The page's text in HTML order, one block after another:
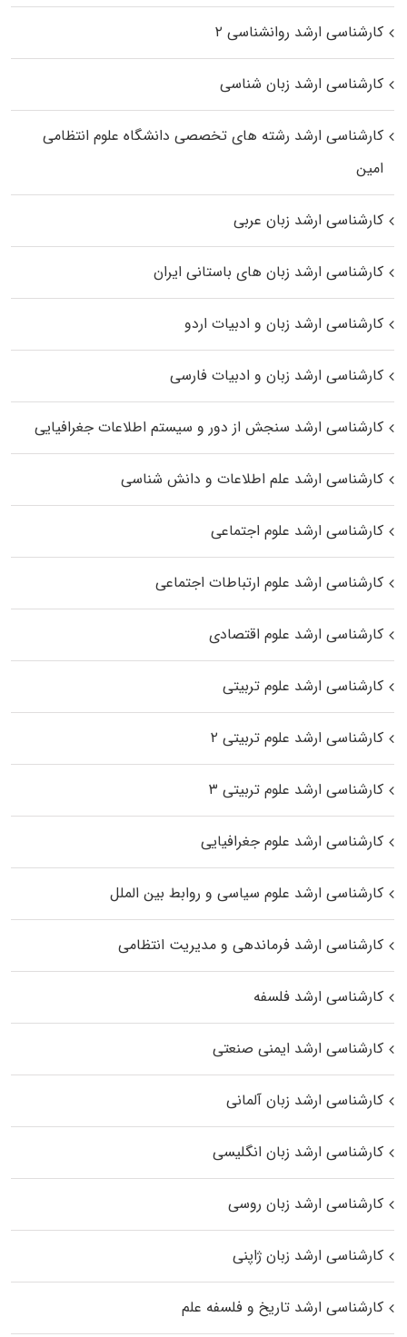
کارشناسی ارشد روانشناسی ۲
کارشناسی ارشد زبان شناسی
کارشناسی ارشد رﺷﺘﻪ ﻫﺎی تخصصی داﻧﺸﮕﺎه ﻋﻠﻮم انتظامی
اﻣﻴﻦ
کارشناسی ارشد زبان عربی
کارشناسی ارشد زبان‌ های باستانی ایران
کارشناسی ارشد زبان و ادبیات اردو
کارشناسی ارشد زبان و ادبیات فارسی
کارشناسی ارشد سنجش از دور و سیستم اطلاعات جغرافیایی
کارشناسی ارشد علم اطلاعات و دانش شناسی
کارشناسی ارشد علوم اجتماعی
کارشناسی ارشد علوم ارتباطات اجتماعی
کارشناسی ارشد علوم اقتصادی
کارشناسی ارشد علوم تربیتی
کارشناسی ارشد علوم تربیتی ۲
کارشناسی ارشد علوم تربیتی ۳
کارشناسی ارشد علوم جغرافیایی
کارشناسی ارشد علوم سیاسی و روابط بین الملل
کارشناسی ارشد فرماندهی و مدیریت انتظامی
کارشناسی ارشد فلسفه
کارشناسی ارشد ایمنی صنعتی
کارشناسی ارشد زبان آلمانی
کارشناسی ارشد زبان انگلیسی
کارشناسی ارشد زبان روسی
کارشناسی ارشد زبان ژاپنی
کارشناسی ارشد تاریخ و فلسفه علم